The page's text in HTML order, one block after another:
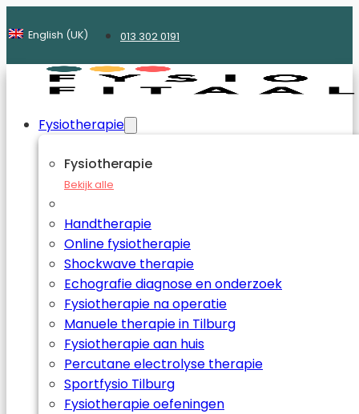
English (UK) 013 302 0191
Fysiotherapie
Fysiotherapie
Bekijk alle
Handtherapie
Online fysiotherapie
Shockwave therapie
Echografie diagnose en onderzoek
Fysiotherapie na operatie
Manuele therapie in Tilburg
Fysiotherapie aan huis
Percutane electrolyse therapie
Sportfysio Tilburg
Fysiotherapie oefeningen